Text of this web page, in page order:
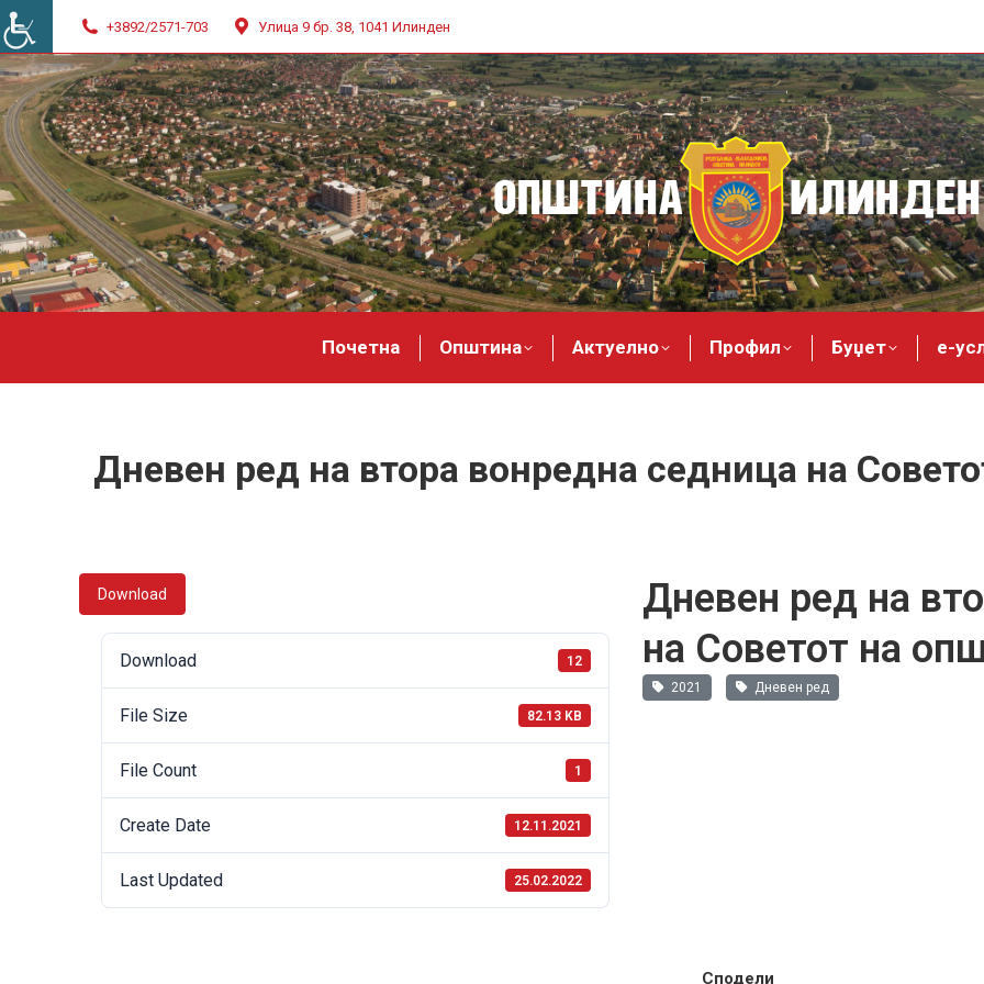
+3892/2571-703 Улица 9 бр. 38, 1041 Илинден
Почетна Општина Актуелно Профил Буџет е-
Дневен ред на втора вонредна седница на
Download
Download 12
File Size 82.13 KB
File Count 1
Create Date 12.11.2021
Last Updated 25.02.2022
Дневен ред на
на Советот на
2021 Дневен ред
Сподели